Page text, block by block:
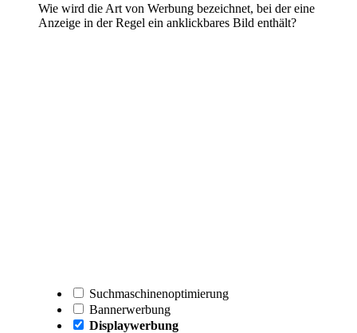
Wie wird die Art von Werbung bezeichnet, bei der eine
Anzeige in der Regel ein anklickbares Bild enthält?
Suchmaschinenoptimierung
Bannerwerbung
Displaywerbung